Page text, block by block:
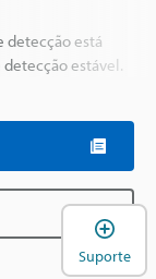
detecção está
estável.
Suporte